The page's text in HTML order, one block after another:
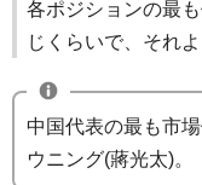
各ポジションの最
じくらいで、それ
中国代表の最も市
ウニング(蔣光太)。